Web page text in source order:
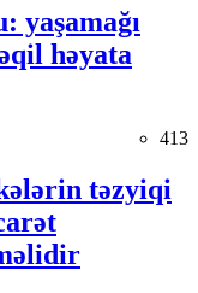
yaşamağı
həyata
413
təzyiqi